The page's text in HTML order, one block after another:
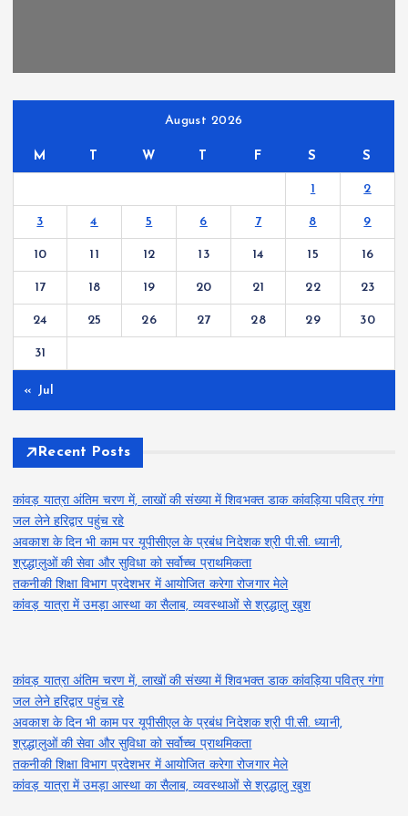
August 2026
M T W T F S S
1 2
3 4 5 6 7 8 9
10 11 12 13 14 15 16
17 18 19 20 21 22 23
24 25 26 27 28 29 30
31
« Jul
Recent Posts
कांवड़ यात्रा अंतिम चरण में, लाखों की संख्या में शिवभक्त डाक कांवड़िया पवित्र गंगा
जल लेने हरिद्वार पहुंच रहे
अवकाश के दिन भी काम पर यूपीसीएल के प्रबंध निदेशक श्री पी.सी. ध्यानी,
श्रद्धालुओं की सेवा और सुविधा को सर्वोच्च प्राथमिकता
तकनीकी शिक्षा विभाग प्रदेशभर में आयोजित करेगा रोजगार मेले
कांवड़ यात्रा में उमड़ा आस्था का सैलाब, व्यवस्थाओं से श्रद्धालु खुश
कांवड़ यात्रा अंतिम चरण में, लाखों की संख्या में शिवभक्त डाक कांवड़िया पवित्र गंगा
जल लेने हरिद्वार पहुंच रहे
अवकाश के दिन भी काम पर यूपीसीएल के प्रबंध निदेशक श्री पी.सी. ध्यानी,
श्रद्धालुओं की सेवा और सुविधा को सर्वोच्च प्राथमिकता
तकनीकी शिक्षा विभाग प्रदेशभर में आयोजित करेगा रोजगार मेले
कांवड़ यात्रा में उमड़ा आस्था का सैलाब, व्यवस्थाओं से श्रद्धालु खुश